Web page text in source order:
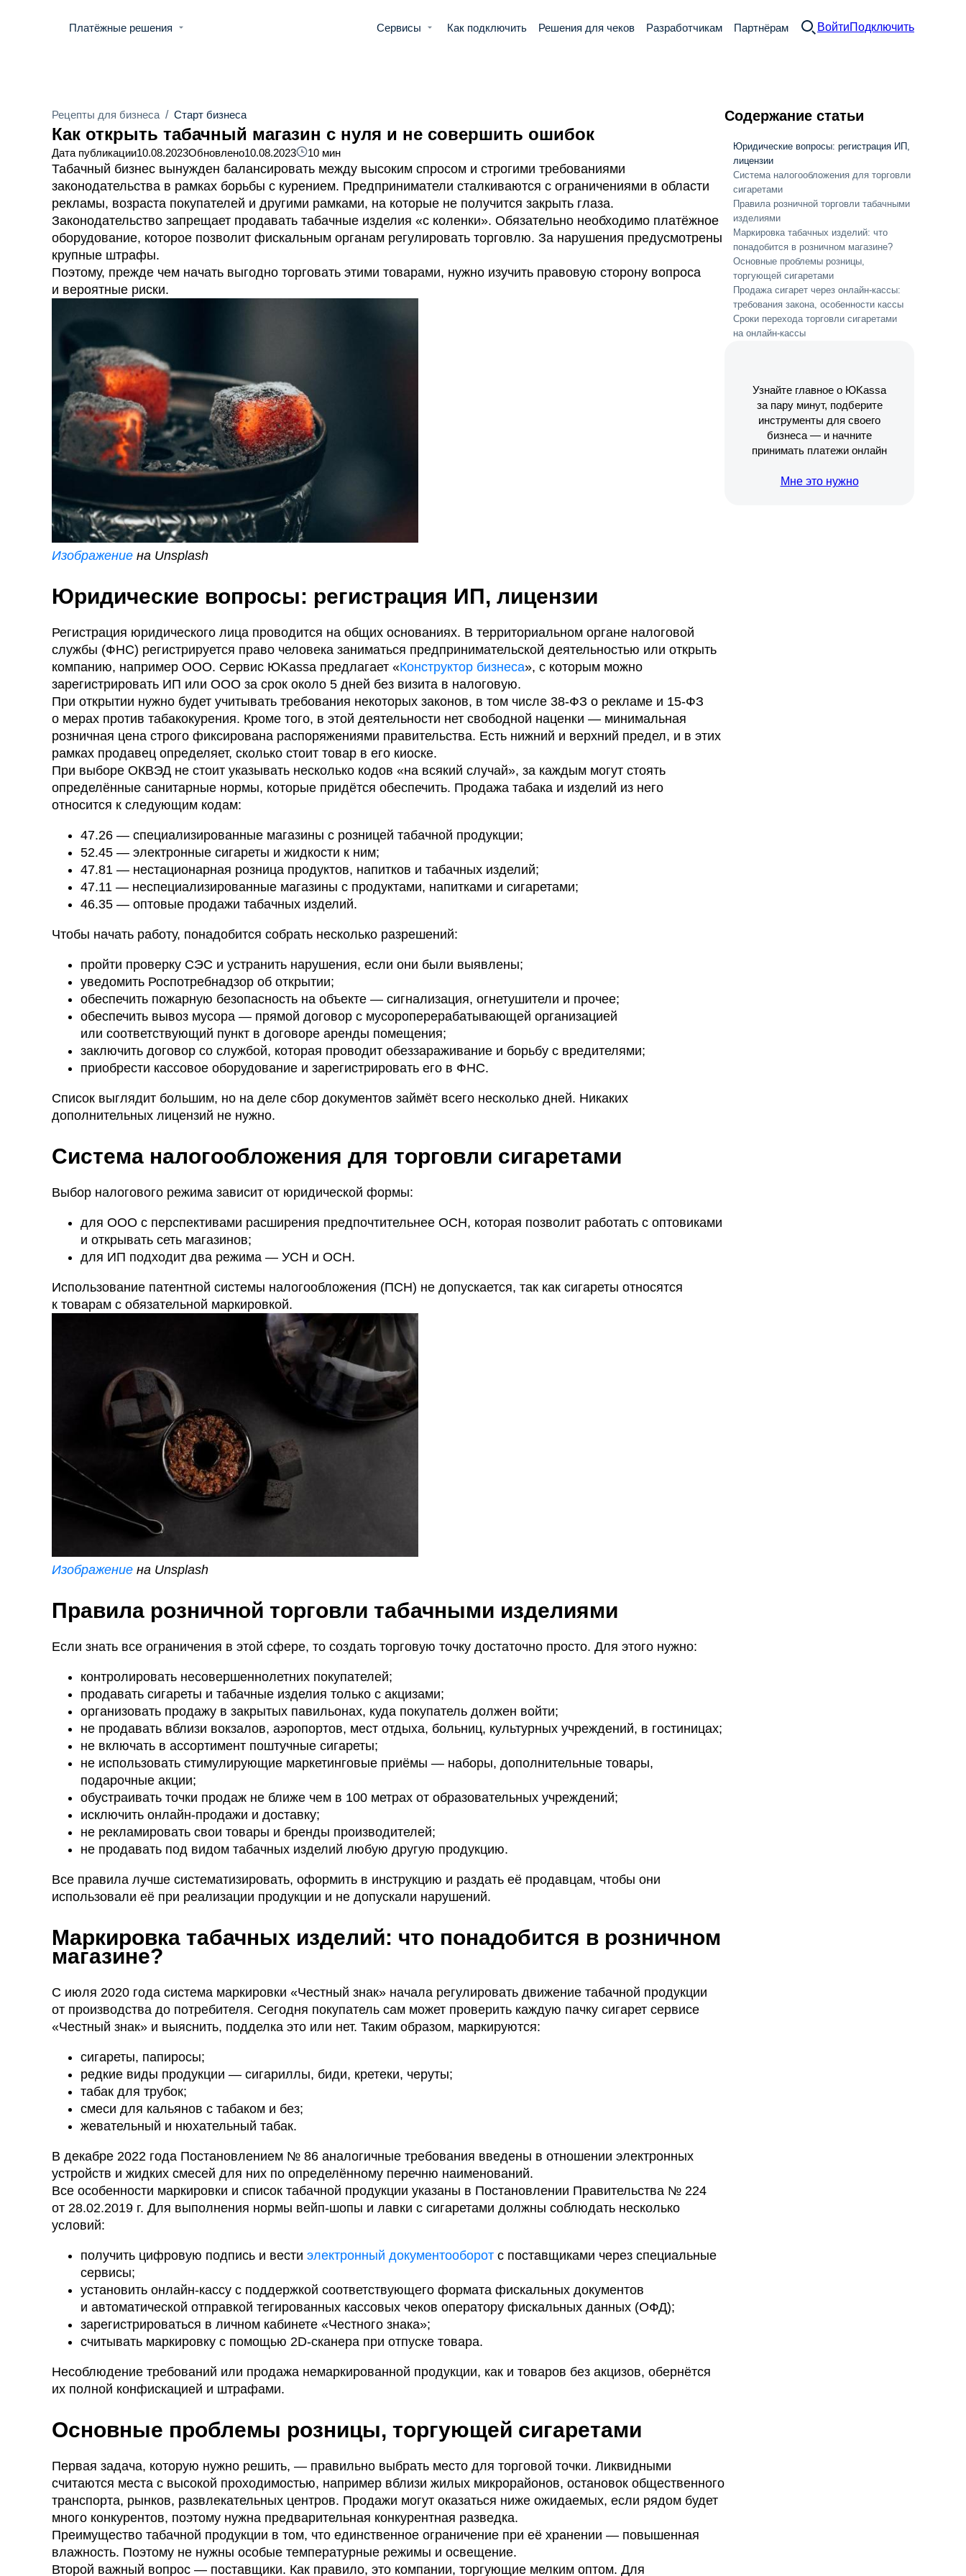
Платёжные решения Сервисы Как подключить Решения для чеков Разработчикам Партнёрам ВойтиПодключить
Содержание статьи
Юридические вопросы: регистрация ИП,
лицензии
Система налогообложения для торговли
сигаретами
Правила розничной торговли табачными
изделиями
Маркировка табачных изделий: что
понадобится в розничном магазине?
Основные проблемы розницы,
торгующей сигаретами
Продажа сигарет через онлайн-кассы:
требования закона, особенности кассы
Сроки перехода торговли сигаретами
на онлайн-кассы
Узнайте главное о ЮKassa
за пару минут, подберите
инструменты для своего
бизнеса — и начните
принимать платежи онлайн
Мне это нужно
Рецепты для бизнеса / Старт бизнеса
Как открыть табачный магазин с нуля и не совершить ошибок
Дата публикации10.08.2023Обновлено10.08.2023 10 мин
Табачный бизнес вынужден балансировать между высоким спросом и строгими требованиями
законодательства в рамках борьбы с курением. Предприниматели сталкиваются с ограничениями в области
рекламы, возраста покупателей и другими рамками, на которые не получится закрыть глаза.
Законодательство запрещает продавать табачные изделия «с коленки». Обязательно необходимо платёжное
оборудование, которое позволит фискальным органам регулировать торговлю. За нарушения предусмотрены
крупные штрафы.
Поэтому, прежде чем начать выгодно торговать этими товарами, нужно изучить правовую сторону вопроса
и вероятные риски.
Изображение на Unsplash
Юридические вопросы: регистрация ИП, лицензии
Регистрация юридического лица проводится на общих основаниях. В территориальном органе налоговой
службы (ФНС) регистрируется право человека заниматься предпринимательской деятельностью или открыть
компанию, например ООО. Сервис ЮKassa предлагает «Конструктор бизнеса», с которым можно
зарегистрировать ИП или ООО за срок около 5 дней без визита в налоговую.
При открытии нужно будет учитывать требования некоторых законов, в том числе 38-ФЗ о рекламе и 15-ФЗ
о мерах против табакокурения. Кроме того, в этой деятельности нет свободной наценки — минимальная
розничная цена строго фиксирована распоряжениями правительства. Есть нижний и верхний предел, и в этих
рамках продавец определяет, сколько стоит товар в его киоске.
При выборе ОКВЭД не стоит указывать несколько кодов «на всякий случай», за каждым могут стоять
определённые санитарные нормы, которые придётся обеспечить. Продажа табака и изделий из него
относится к следующим кодам:
47.26 — специализированные магазины с розницей табачной продукции;
52.45 — электронные сигареты и жидкости к ним;
47.81 — нестационарная розница продуктов, напитков и табачных изделий;
47.11 — неспециализированные магазины с продуктами, напитками и сигаретами;
46.35 — оптовые продажи табачных изделий.
Чтобы начать работу, понадобится собрать несколько разрешений:
пройти проверку СЭС и устранить нарушения, если они были выявлены;
уведомить Роспотребнадзор об открытии;
обеспечить пожарную безопасность на объекте — сигнализация, огнетушители и прочее;
обеспечить вывоз мусора — прямой договор с мусороперерабатывающей организацией
или соответствующий пункт в договоре аренды помещения;
заключить договор со службой, которая проводит обеззараживание и борьбу с вредителями;
приобрести кассовое оборудование и зарегистрировать его в ФНС.
Список выглядит большим, но на деле сбор документов займёт всего несколько дней. Никаких
дополнительных лицензий не нужно.
Система налогообложения для торговли сигаретами
Выбор налогового режима зависит от юридической формы:
для ООО с перспективами расширения предпочтительнее ОСН, которая позволит работать с оптовиками
и открывать сеть магазинов;
для ИП подходит два режима — УСН и ОСН.
Использование патентной системы налогообложения (ПСН) не допускается, так как сигареты относятся
к товарам с обязательной маркировкой.
Изображение на Unsplash
Правила розничной торговли табачными изделиями
Если знать все ограничения в этой сфере, то создать торговую точку достаточно просто. Для этого нужно:
контролировать несовершеннолетних покупателей;
продавать сигареты и табачные изделия только с акцизами;
организовать продажу в закрытых павильонах, куда покупатель должен войти;
не продавать вблизи вокзалов, аэропортов, мест отдыха, больниц, культурных учреждений, в гостиницах;
не включать в ассортимент поштучные сигареты;
не использовать стимулирующие маркетинговые приёмы — наборы, дополнительные товары,
подарочные акции;
обустраивать точки продаж не ближе чем в 100 метрах от образовательных учреждений;
исключить онлайн-продажи и доставку;
не рекламировать свои товары и бренды производителей;
не продавать под видом табачных изделий любую другую продукцию.
Все правила лучше систематизировать, оформить в инструкцию и раздать её продавцам, чтобы они
использовали её при реализации продукции и не допускали нарушений.
Маркировка табачных изделий: что понадобится в розничном
магазине?
С июля 2020 года система маркировки «Честный знак» начала регулировать движение табачной продукции
от производства до потребителя. Сегодня покупатель сам может проверить каждую пачку сигарет сервисе
«Честный знак» и выяснить, подделка это или нет. Таким образом, маркируются:
сигареты, папиросы;
редкие виды продукции — сигариллы, биди, кретеки, черуты;
табак для трубок;
смеси для кальянов с табаком и без;
жевательный и нюхательный табак.
В декабре 2022 года Постановлением № 86 аналогичные требования введены в отношении электронных
устройств и жидких смесей для них по определённому перечню наименований.
Все особенности маркировки и список табачной продукции указаны в Постановлении Правительства № 224
от 28.02.2019 г. Для выполнения нормы вейп-шопы и лавки с сигаретами должны соблюдать несколько
условий:
получить цифровую подпись и вести электронный документооборот с поставщиками через специальные
сервисы;
установить онлайн-кассу с поддержкой соответствующего формата фискальных документов
и автоматической отправкой тегированных кассовых чеков оператору фискальных данных (ОФД);
зарегистрироваться в личном кабинете «Честного знака»;
считывать маркировку с помощью 2D-сканера при отпуске товара.
Несоблюдение требований или продажа немаркированной продукции, как и товаров без акцизов, обернётся
их полной конфискацией и штрафами.
Основные проблемы розницы, торгующей сигаретами
Первая задача, которую нужно решить, — правильно выбрать место для торговой точки. Ликвидными
считаются места с высокой проходимостью, например вблизи жилых микрорайонов, остановок общественного
транспорта, рынков, развлекательных центров. Продажи могут оказаться ниже ожидаемых, если рядом будет
много конкурентов, поэтому нужна предварительная конкурентная разведка.
Преимущество табачной продукции в том, что единственное ограничение при её хранении — повышенная
влажность. Поэтому не нужны особые температурные режимы и освещение.
Второй важный вопрос — поставщики. Как правило, это компании, торгующие мелким оптом. Для